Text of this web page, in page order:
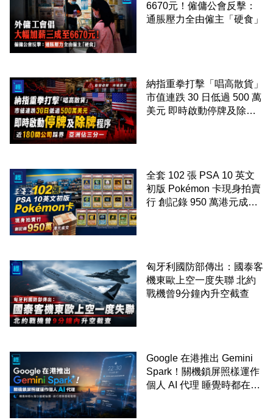
6670元！僱傭公會反擊：
通脹壓力全由僱主「硬食」
納指重拳打擊「唱高散貨」
市值連跌 30 日低過 500 萬
美元 即時啟動停牌及除牌
全套 102 張 PSA 10 英文
初版 Pokémon 卡現身拍賣
行 創記錄 950 萬港元成交
匈牙利國防部傳出：國泰客
機東歐上空一度失聯 北約
戰機曾9分鐘內升空截查
Google 在港推出 Gemini
Spark！關機鎖屏照樣運作
個人 AI 代理 睡覺時都在幫